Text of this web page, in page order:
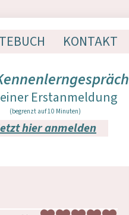
Erstanmeldung
(begrenzt auf 10 Minuten)
hier anmelden
KONTAKT